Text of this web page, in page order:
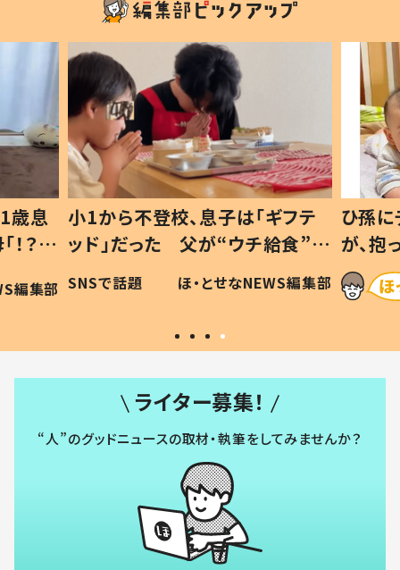
歳息
？」
編集部
小1から不登校、息子は「ギフテ
ッド」だった 父が“ウチ給食”を
作り続ける理由とは #令和の親
#令和の子
SNSで話題 ほ・とせなNEWS編集部
ひ孫
が、
「涙が
い」
ライター募集！
“人”のグッドニュースの取材・執筆をしてみませんか？